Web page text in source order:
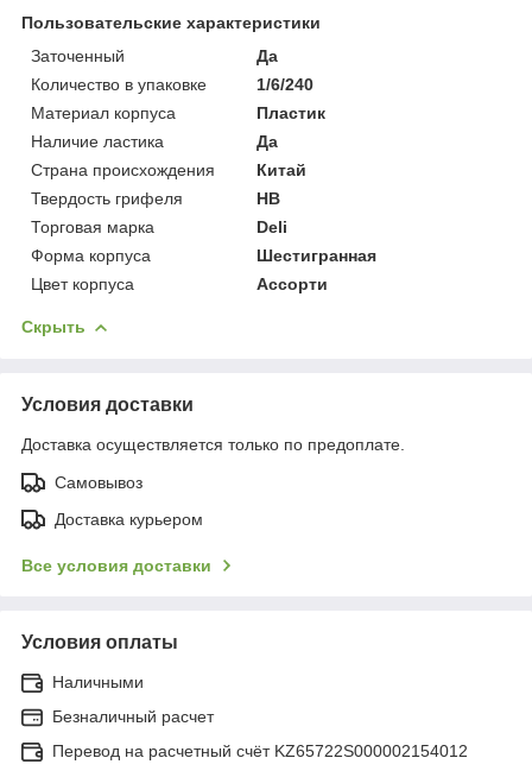
Пользовательские характеристики
Заточенный
Да
Количество в упаковке
1/6/240
Материал корпуса
Пластик
Наличие ластика
Да
Страна происхождения
Китай
Твердость грифеля
НВ
Торговая марка
Deli
Форма корпуса
Шестигранная
Цвет корпуса
Ассорти
Скрыть
Условия доставки
Доставка осуществляется только по предоплате.
Самовывоз
Доставка курьером
Все условия доставки
Условия оплаты
Наличными
Безналичный расчет
Перевод на расчетный счёт KZ65722S000002154012